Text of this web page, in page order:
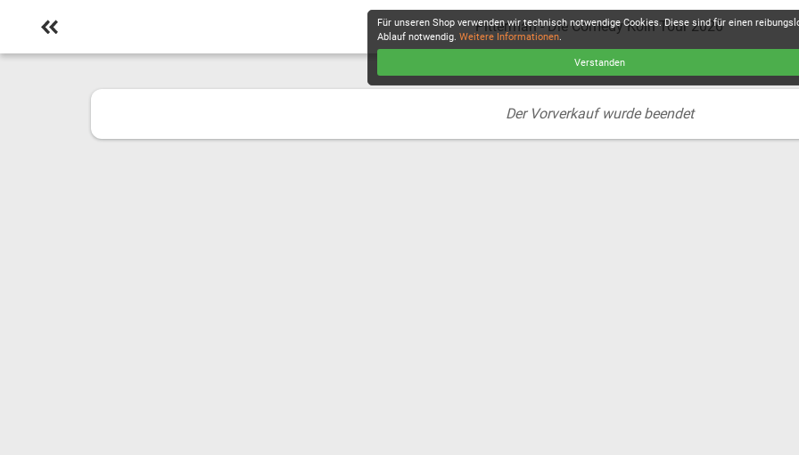
Pitterman - Die Comedy Köln Tour 2026
Der Vorverkauf wurde beendet
Für unseren Shop verwenden wir technisch notwendige Cookies. Diese sind für einen
Ablauf notwendig. Weitere Informationen.
Verstanden